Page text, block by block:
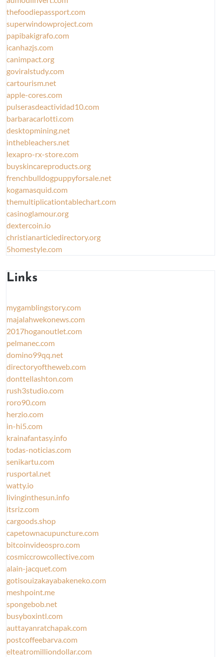
thefoodiepassport.com
superwindowproject.com
papibakigrafo.com
icanhazjs.com
canimpact.org
goviralstudy.com
cartourism.net
apple-cores.com
pulserasdeactividad10.com
barbaracarlotti.com
desktopmining.net
inthebleachers.net
lexapro-rx-store.com
buyskincareproducts.org
frenchbulldogpuppyforsale.net
kogamasquid.com
themultiplicationtablechart.com
casinoglamour.org
dextercoin.io
christianarticledirectory.org
5homestyle.com
Links
mygamblingstory.com
majalahwekonews.com
2017hoganoutlet.com
pelmanec.com
domino99qq.net
directoryoftheweb.com
donttellashton.com
rush3studio.com
roro90.com
herzio.com
in-hi5.com
krainafantasy.info
todas-noticias.com
senikartu.com
rusportal.net
watty.io
livinginthesun.info
itsriz.com
cargoods.shop
capetownacupuncture.com
bitcoinvideospro.com
cosmiccrowcollective.com
alain-jacquet.com
gotisouizakayabakeneko.com
meshpoint.me
spongebob.net
busyboxintl.com
auttayanratchapak.com
postcoffeebarva.com
elteatromilliondollar.com